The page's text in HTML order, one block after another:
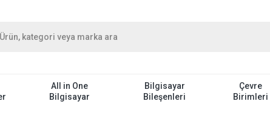
All in One
Bilgisayar
Bilgisayar
Bileşenleri
Çevre
Birimleri